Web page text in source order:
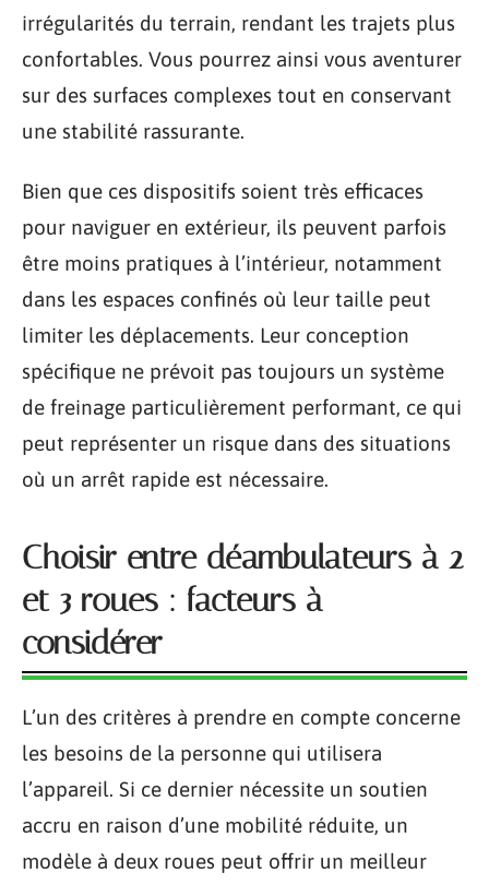
irrégularités du terrain, rendant les trajets plus
confortables. Vous pourrez ainsi vous aventurer
sur des surfaces complexes tout en conservant
une stabilité rassurante.
Bien que ces dispositifs soient très efficaces
pour naviguer en extérieur, ils peuvent parfois
être moins pratiques à l’intérieur, notamment
dans les espaces confinés où leur taille peut
limiter les déplacements. Leur conception
spécifique ne prévoit pas toujours un système
de freinage particulièrement performant, ce qui
peut représenter un risque dans des situations
où un arrêt rapide est nécessaire.
Choisir entre déambulateurs à 2
et 3 roues : facteurs à
considérer
L’un des critères à prendre en compte concerne
les besoins de la personne qui utilisera
l’appareil. Si ce dernier nécessite un soutien
accru en raison d’une mobilité réduite, un
modèle à deux roues peut offrir un meilleur